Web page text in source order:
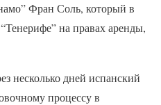
Фран Соль, который в
на правах аренды,
несколько дней испанский
процессу в